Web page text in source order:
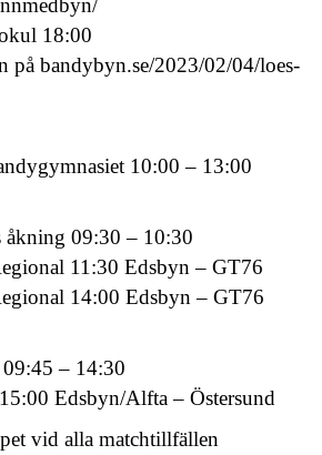
18:00
på bandybyn.se/2023/02/04/loes-
10:00 – 13:00
åkning 09:30 – 10:30
11:30 Edsbyn – GT76
14:00 Edsbyn – GT76
– 14:30
Edsbyn/Alfta – Östersund
vid alla matchtillfällen